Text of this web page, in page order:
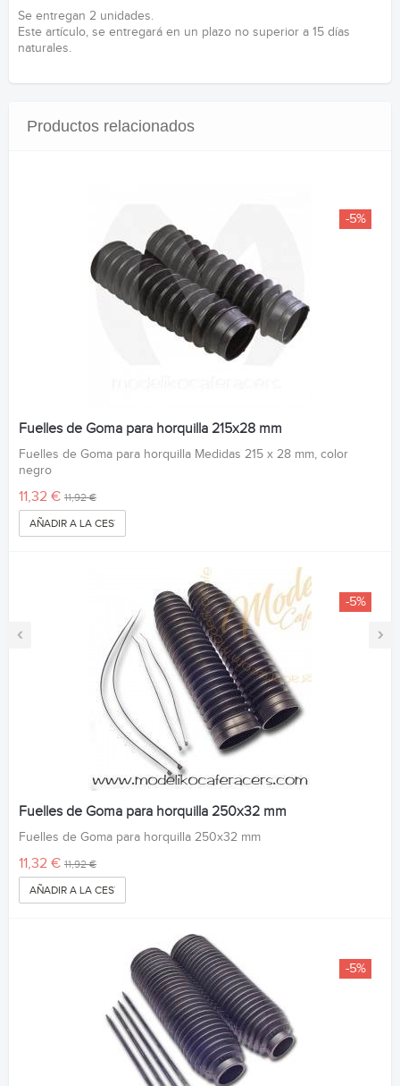
Se entregan 2 unidades.
Este artículo, se entregará en un plazo no superior a 15 días
naturales.
Productos relacionados
‹ ›
-5%
Fuelles de Goma para horquilla 215x28 mm
Fuelles de Goma para horquilla Medidas 215 x 28 mm, color
negro
11,32 € 11,92 €
AÑADIR A LA CESTA
-5%
Fuelles de Goma para horquilla 250x32 mm
Fuelles de Goma para horquilla 250x32 mm
11,32 € 11,92 €
AÑADIR A LA CESTA
-5%